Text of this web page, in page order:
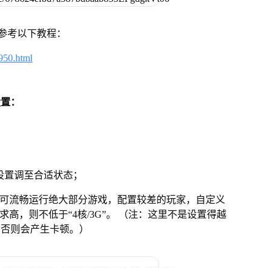
考以下教程：
：
调至合适状态；
流畅运行绝大部分游戏，配置较差的玩家，自定义
高，则不低于“4核/3G”。 （注：这里不是设置得越
则会产生卡顿。）